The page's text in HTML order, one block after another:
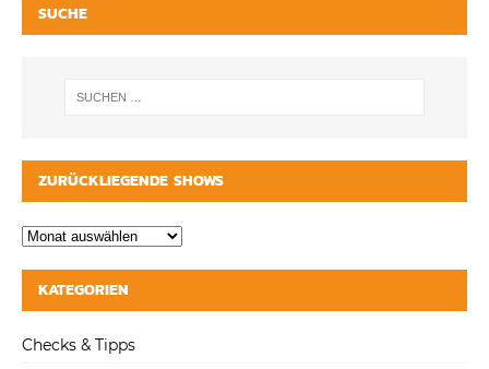
SUCHE
ZURÜCKLIEGENDE SHOWS
KATEGORIEN
Checks & Tipps